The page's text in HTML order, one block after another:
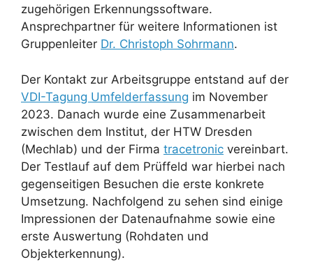
zugehörigen Erkennungssoftware.
Ansprechpartner für weitere Informationen ist
Gruppenleiter Dr. Christoph Sohrmann.
Der Kontakt zur Arbeitsgruppe entstand auf der
VDI-Tagung Umfelderfassung im November
2023. Danach wurde eine Zusammenarbeit
zwischen dem Institut, der HTW Dresden
(Mechlab) und der Firma tracetronic vereinbart.
Der Testlauf auf dem Prüffeld war hierbei nach
gegenseitigen Besuchen die erste konkrete
Umsetzung. Nachfolgend zu sehen sind einige
Impressionen der Datenaufnahme sowie eine
erste Auswertung (Rohdaten und
Objekterkennung).